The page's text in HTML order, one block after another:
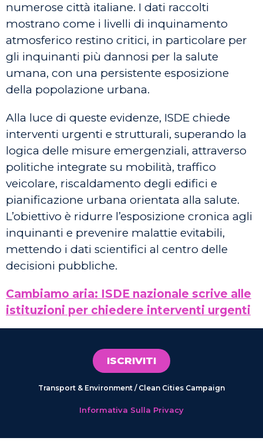
numerose città italiane. I dati raccolti
mostrano come i livelli di inquinamento
atmosferico restino critici, in particolare per
gli inquinanti più dannosi per la salute
umana, con una persistente esposizione
della popolazione urbana.
Alla luce di queste evidenze, ISDE chiede
interventi urgenti e strutturali, superando la
logica delle misure emergenziali, attraverso
politiche integrate su mobilità, traffico
veicolare, riscaldamento degli edifici e
pianificazione urbana orientata alla salute.
L’obiettivo è ridurre l’esposizione cronica agli
inquinanti e prevenire malattie evitabili,
mettendo i dati scientifici al centro delle
decisioni pubbliche.
Cambiamo aria: ISDE nazionale scrive alle
istituzioni per chiedere interventi urgenti
ISCRIVITI
Transport & Environment / Clean Cities Campaign
Informativa Sulla Privacy